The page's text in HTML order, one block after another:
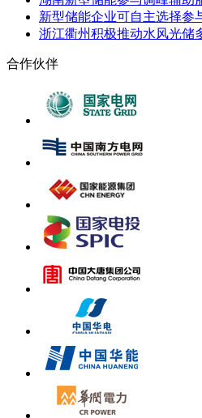
新型储能企业可自主选择参
浙江衢州积极推动水风光储
合作伙伴